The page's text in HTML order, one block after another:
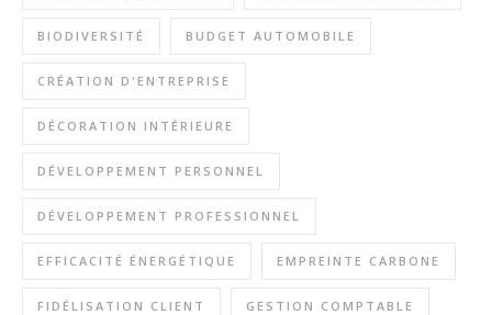
BIODIVERSITÉ BUDGET AUTOMOBILE
CRÉATION D'ENTREPRISE
DÉCORATION INTÉRIEURE
DÉVELOPPEMENT PERSONNEL
DÉVELOPPEMENT PROFESSIONNEL
EFFICACITÉ ÉNERGÉTIQUE EMPREINTE CARBONE
FIDÉLISATION CLIENT GESTION COMPTABLE